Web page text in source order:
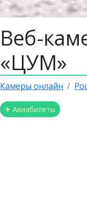
Веб-
«ЦУМ»
Камеры онлайн
✈ Авиабилеты